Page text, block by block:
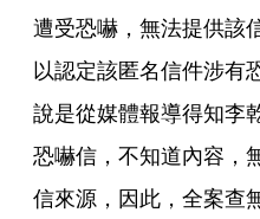
遭受恐嚇，無法提供該
以認定該匿名信件涉有
說是從媒體報導得知李
恐嚇信，不知道內容，
信來源，因此，全案查